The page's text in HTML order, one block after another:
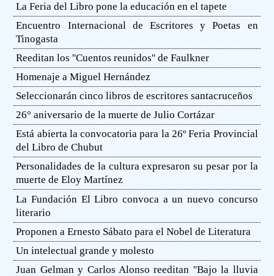
La Feria del Libro pone la educación en el tapete
Encuentro Internacional de Escritores y Poetas en
Tinogasta
Reeditan los ''Cuentos reunidos'' de Faulkner
Homenaje a Miguel Hernández
Seleccionarán cinco libros de escritores santacruceños
26° aniversario de la muerte de Julio Cortázar
Está abierta la convocatoria para la 26º Feria Provincial
del Libro de Chubut
Personalidades de la cultura expresaron su pesar por la
muerte de Eloy Martínez
La Fundación El Libro convoca a un nuevo concurso
literario
Proponen a Ernesto Sábato para el Nobel de Literatura
Un intelectual grande y molesto
Juan Gelman y Carlos Alonso reeditan ''Bajo la lluvia